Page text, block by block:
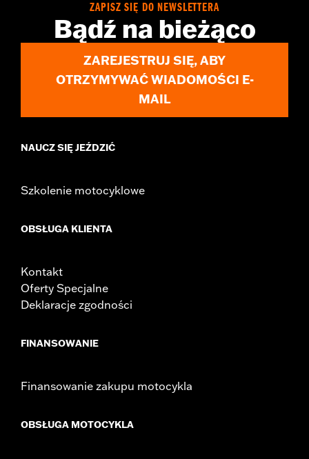
Willie G. Skull
Sold In Units: Each
In the Box:Fuel tank console door
1 year limited warranty – Go to www.h-
d.com/warrantyfor full details
ZAPISZ SIĘ DO NEWSLETTERA
Bądź na bieżąco
ZAREJESTRUJ SIĘ, ABY
OTRZYMYWAĆ WIADOMOŚCI E-
MAIL
NAUCZ SIĘ JEŹDZIĆ
Szkolenie motocyklowe
OBSŁUGA KLIENTA
Kontakt
Oferty Specjalne
Deklaracje zgodności
FINANSOWANIE
Finansowanie zakupu motocykla
OBSŁUGA MOTOCYKLA